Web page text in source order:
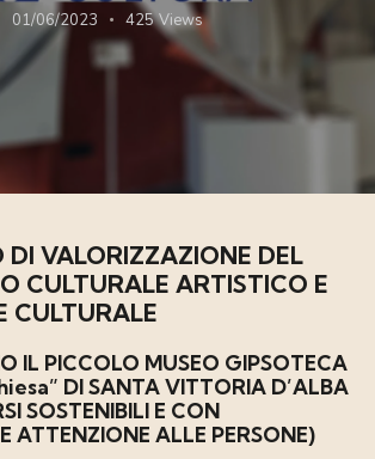
01/06/2023 425 Views
DI VALORIZZAZIONE DEL
CULTURALE ARTISTICO E
CULTURALE
IL PICCOLO MUSEO GIPSOTECA
DI SANTA VITTORIA D’ALBA
SOSTENIBILI E CON
ATTENZIONE ALLE PERSONE)